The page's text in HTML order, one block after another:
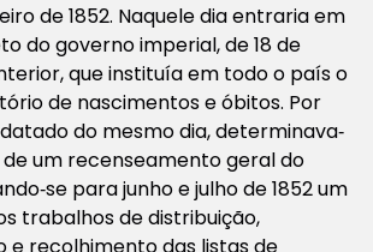
de 1852. Naquele dia entraria em
do governo imperial, de 18 de
que instituía em todo o país o
de nascimentos e óbitos. Por
do mesmo dia, determinava‐
um recenseamento geral do
para junho e julho de 1852 um
trabalhos de distribuição,
e recolhimento das listas de